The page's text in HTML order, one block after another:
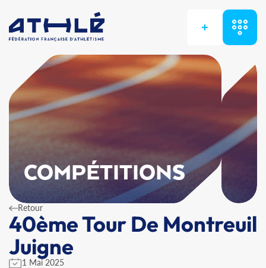
+
COMPÉTITIONS
Retour
40ème Tour De Montreuil
Juigne
1 Mai 2025